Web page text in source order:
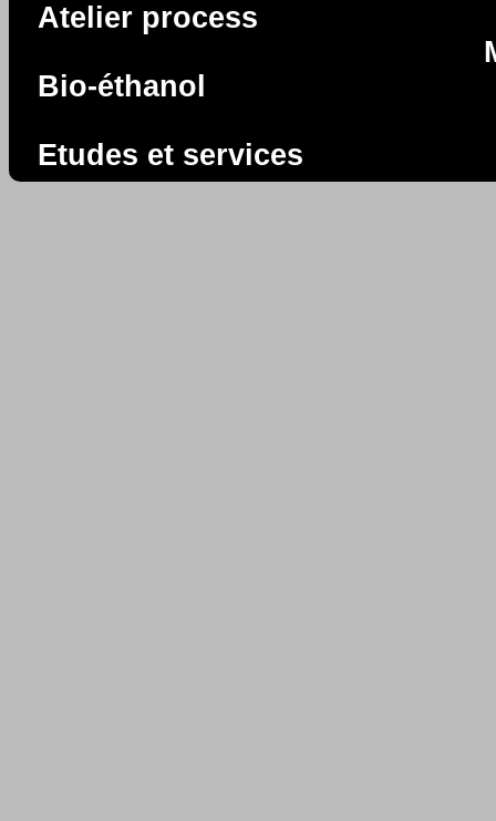
Atelier process
Bio-éthanol
Etudes et services